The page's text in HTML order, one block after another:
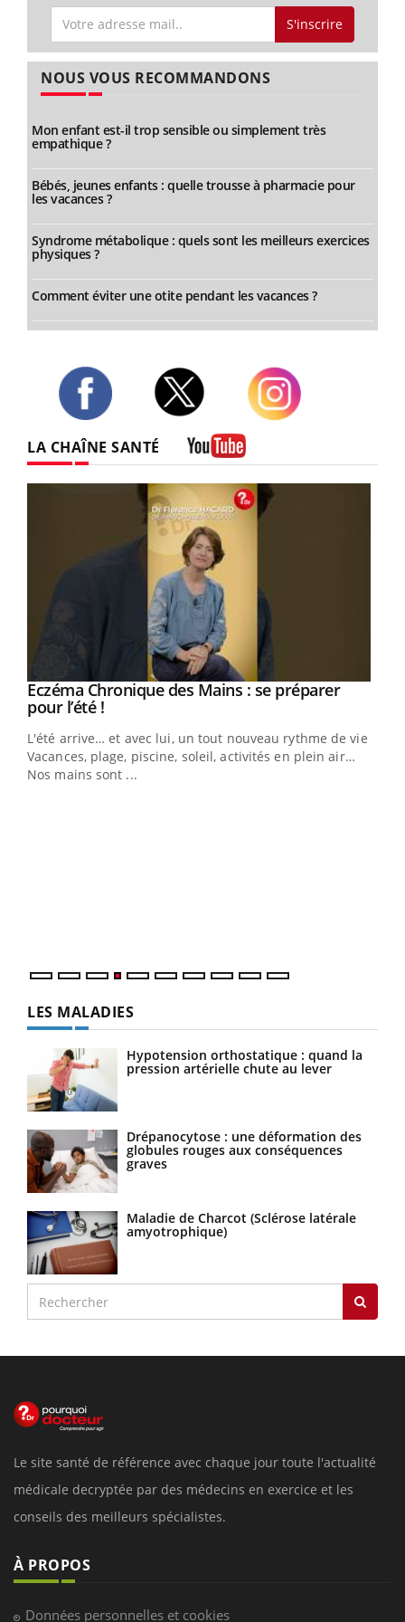
S'inscrire
NOUS VOUS RECOMMANDONS
Mon enfant est-il trop sensible ou simplement très
empathique ?
Bébés, jeunes enfants : quelle trousse à pharmacie pour
les vacances ?
Syndrome métabolique : quels sont les meilleurs exercices
physiques ?
Comment éviter une otite pendant les vacances ?
LA CHAÎNE SANTÉ
Youtube
Eczéma Chronique des Mains : se préparer
pour l’été !Youtube
L'été arrive… et avec lui, un tout nouveau rythme de vie !
Vacances, plage, piscine, soleil, activités en plein air…
Nos mains sont ...
LES MALADIES
Hypotension orthostatique : quand la
pression artérielle chute au lever
Drépanocytose : une déformation des
globules rouges aux conséquences
graves
Maladie de Charcot (Sclérose latérale
amyotrophique)
Le site santé de référence avec chaque jour toute l'actualité
médicale decryptée par des médecins en exercice et les
conseils des meilleurs spécialistes.
À PROPOS
Données personnelles et cookies